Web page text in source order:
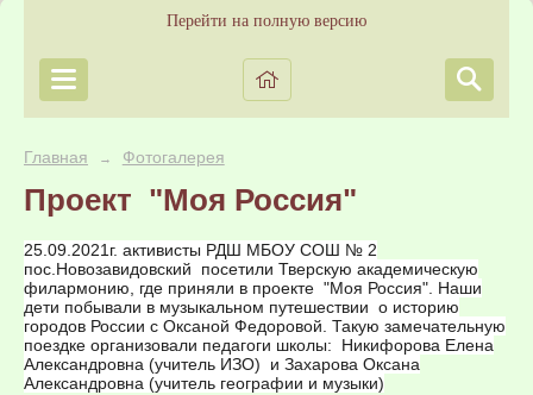
Перейти на полную версию
Главная → Фотогалерея
Проект "Моя Россия"
25.09.2021г. активисты РДШ МБОУ СОШ № 2
пос.Новозавидовский посетили Тверскую академическую
филармонию, где приняли в проекте "Моя Россия". Наши
дети побывали в музыкальном путешествии о историю
городов России с Оксаной Федоровой. Такую замечательную
поездке организовали педагоги школы: Никифорова Елена
Александровна (учитель ИЗО) и Захарова Оксана
Александровна (учитель географии и музыки)